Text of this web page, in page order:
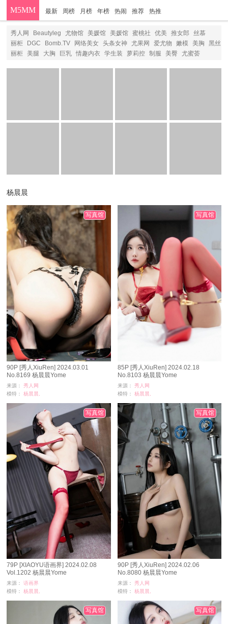
M5MM 最新 周榜 月榜 年榜 热闹 推荐 热推
分类
秀人网 Beautyleg 尤物馆 美媛馆 美媛馆 蜜桃社 优美 推女郎
丝慕
丽柜
DGC Bomb.TV 网络美女 头条女神 尤果网 爱尤物 嫩模 美胸
黑丝
丽柜
美腿 大胸 巨乳 情趣内衣 学生装 萝莉控 制服 美臀 尤蜜荟
杨晨晨
90P [秀人XiuRen] 2024.03.01
No.8169 杨晨晨Yome
来源：
秀人网
模特：
杨晨晨,
时间：
写真馆
85P [秀人XiuRen] 2024.02.18
No.8103 杨晨晨Yome
来源：
秀人网
模特：
杨晨晨,
时间： 09-09
写真馆
79P [XIAOYU语画界] 2024.02.08
Vol.1202 杨晨晨Yome
来源：
语画界
模特：
杨晨晨,
写真馆
90P [秀人XiuRen] 2024.02.06
No.8080 杨晨晨Yome
来源：
秀人网
模特：
杨晨晨,
时间：08-29
写真馆
写真馆 写真馆